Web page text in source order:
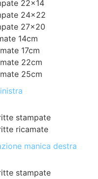
22×14
24×22
27×20
14cm
17cm
22cm
25cm
stampate
ricamate
manica destra
stampate